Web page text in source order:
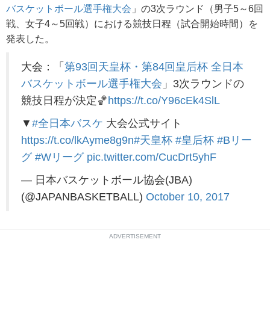
バスケットボール選手権大会 」の3次ラウンド（男子5～6回
戦、女子4～5回戦）における競技日程（試合開始時間）を
発表した。
大会：「 第93回天皇杯・第84回皇后杯 全日本
バスケットボール選手権大会 」3次ラウンドの
競技日程が決定🏀 https://t.co/Y96cEk4SlL
▼ #全日本バスケ 大会公式サイト
https://t.co/lkAyme8g9n#天皇杯 #皇后杯 #Bリー
グ #Wリーグ pic.twitter.com/CucDrt5yhF
— 日本バスケットボール協会(JBA)
(@JAPANBASKETBALL) October 10, 2017
ADVERTISEMENT